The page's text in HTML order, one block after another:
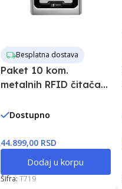
Besplatna dostava
Paket 10 kom.
metalnih RFID čitača -
Dostupno
44.899,00 RSD
Dodaj u korpu
Šifra: T719